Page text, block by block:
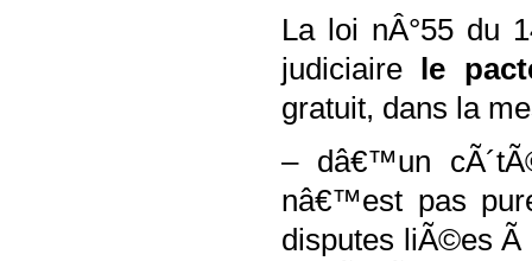
La loi nÂ°55 du
judiciaire le
gratuit, dans la
– dâ€™un
nâ€™est pas
disputes liÃ©es